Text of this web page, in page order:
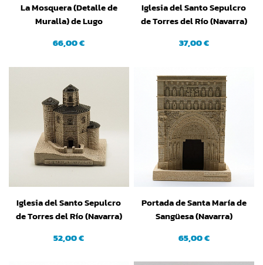
La Mosquera (Detalle de
Muralla) de Lugo
66,00 €
Iglesia del Santo Sepulcro
de Torres del Río (Navarra)
37,00 €
Iglesia del Santo Sepulcro
de Torres del Río (Navarra)
52,00 €
Portada de Santa María de
Sangüesa (Navarra)
65,00 €